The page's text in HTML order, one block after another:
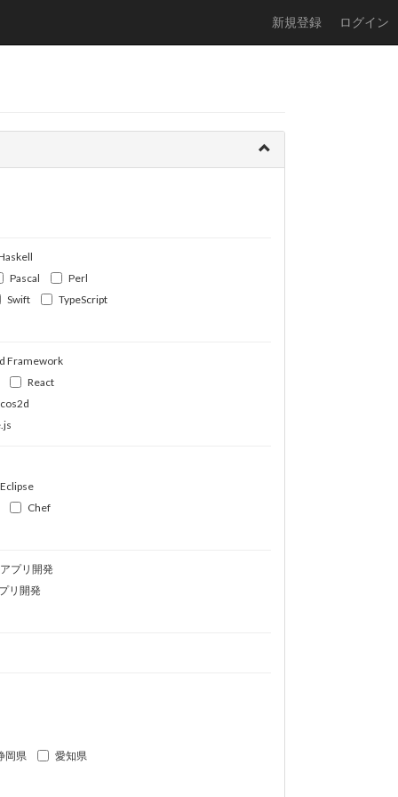
新規登録 ログイン
Pascal
Perl
Swift
TypeScript
Framework
React
Eclipse
Chef
プリ開発
リ開発
岡県
愛知県